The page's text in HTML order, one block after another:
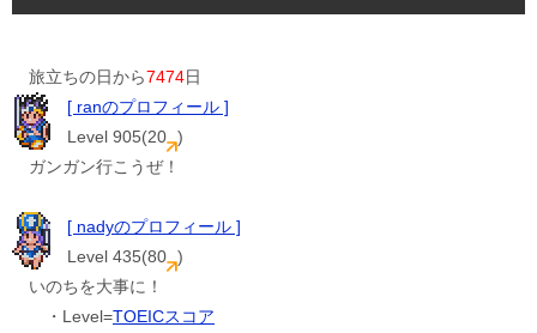
旅立ちの日から7474日
[ ranのプロフィール ]
Level 905(20 )
ガンガン行こうぜ！
[ nadyのプロフィール ]
Level 435(80 )
いのちを大事に！
・Level=TOEICスコア